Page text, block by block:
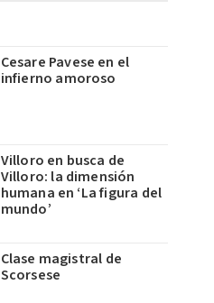
Cesare Pavese en el
infierno amoroso
Villoro en busca de
Villoro: la dimensión
humana en ‘La figura del
mundo’
Clase magistral de
Scorsese